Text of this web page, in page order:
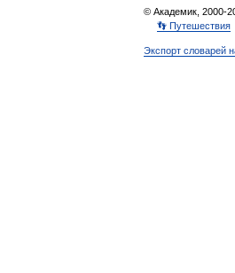
© Академик, 2000-
👣 Путешествия
Экспорт словарей